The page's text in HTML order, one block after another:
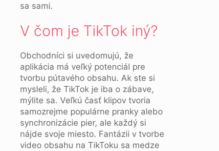
sa sami.
V čom je TikTok iný?
Obchodníci si uvedomujú, že
aplikácia má veľký potenciál pre
tvorbu pútavého obsahu. Ak ste si
mysleli, že TikTok je iba o zábave,
mýlite sa. Veľkú časť klipov tvoria
samozrejme populárne pranky alebo
synchronizácie pier, ale každý si
nájde svoje miesto. Fantázii v tvorbe
video obsahu na TikToku sa medze